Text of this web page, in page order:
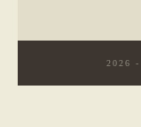
2026 -